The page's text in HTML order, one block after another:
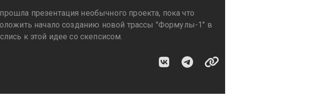
презентация необычного проекта, пока что
начало созданию новой трассы "Формулы-1" в
к этой идее со скепсисом.